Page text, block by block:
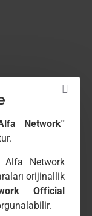
Network''
Alfa Network
orijinallik
Official
265 dvr-xvr